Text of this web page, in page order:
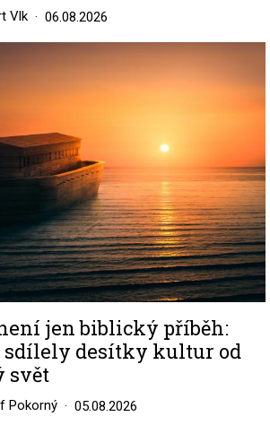
Vlk 06.08.2026
jen biblický příběh:
sdílely desítky kultur od
svět
Pokorný 05.08.2026